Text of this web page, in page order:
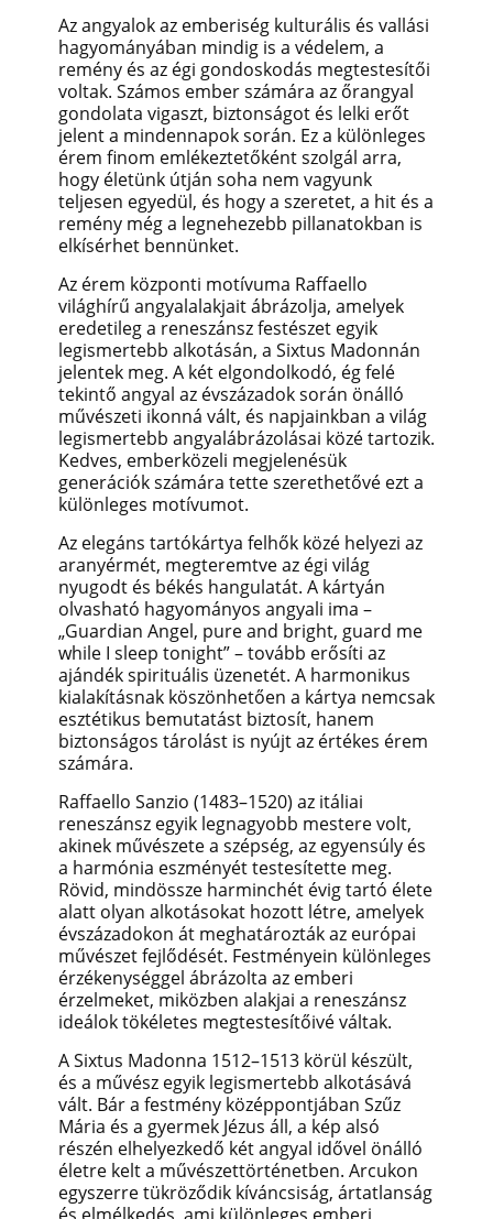
Az angyalok az emberiség kulturális és vallási
hagyományában mindig is a védelem, a
remény és az égi gondoskodás megtestesítői
voltak. Számos ember számára az őrangyal
gondolata vigaszt, biztonságot és lelki erőt
jelent a mindennapok során. Ez a különleges
érem finom emlékeztetőként szolgál arra,
hogy életünk útján soha nem vagyunk
teljesen egyedül, és hogy a szeretet, a hit és a
remény még a legnehezebb pillanatokban is
elkísérhet bennünket.
Az érem központi motívuma Raffaello
világhírű angyalalakjait ábrázolja, amelyek
eredetileg a reneszánsz festészet egyik
legismertebb alkotásán, a Sixtus Madonnán
jelentek meg. A két elgondolkodó, ég felé
tekintő angyal az évszázadok során önálló
művészeti ikonná vált, és napjainkban a világ
legismertebb angyalábrázolásai közé tartozik.
Kedves, emberközeli megjelenésük
generációk számára tette szerethetővé ezt a
különleges motívumot.
Az elegáns tartókártya felhők közé helyezi az
aranyérmét, megteremtve az égi világ
nyugodt és békés hangulatát. A kártyán
olvasható hagyományos angyali ima –
„Guardian Angel, pure and bright, guard me
while I sleep tonight” – tovább erősíti az
ajándék spirituális üzenetét. A harmonikus
kialakításnak köszönhetően a kártya nemcsak
esztétikus bemutatást biztosít, hanem
biztonságos tárolást is nyújt az értékes érem
számára.
Raffaello Sanzio (1483–1520) az itáliai
reneszánsz egyik legnagyobb mestere volt,
akinek művészete a szépség, az egyensúly és
a harmónia eszményét testesítette meg.
Rövid, mindössze harminchét évig tartó élete
alatt olyan alkotásokat hozott létre, amelyek
évszázadokon át meghatározták az európai
művészet fejlődését. Festményein különleges
érzékenységgel ábrázolta az emberi
érzelmeket, miközben alakjai a reneszánsz
ideálok tökéletes megtestesítőivé váltak.
A Sixtus Madonna 1512–1513 körül készült,
és a művész egyik legismertebb alkotásává
vált. Bár a festmény középpontjában Szűz
Mária és a gyermek Jézus áll, a kép alsó
részén elhelyezkedő két angyal idővel önálló
életre kelt a művészettörténetben. Arcukon
egyszerre tükröződik kíváncsiság, ártatlanság